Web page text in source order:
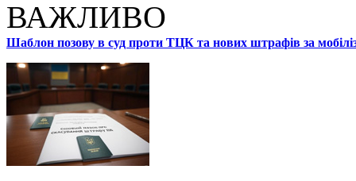
ВАЖЛИВО
Шаблон позову в суд проти ТЦК та нових штрафів за